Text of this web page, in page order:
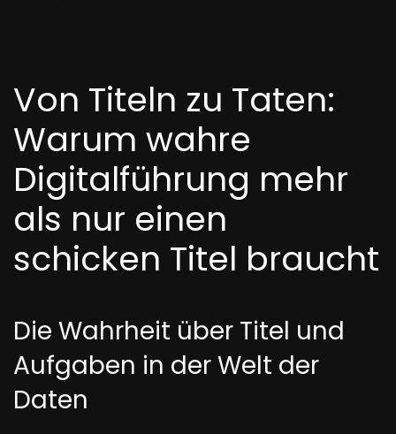
Von Titeln zu Taten:
Warum wahre
Digitalführung mehr
als nur einen
schicken Titel braucht
Die Wahrheit über Titel und
Aufgaben in der Welt der
Daten